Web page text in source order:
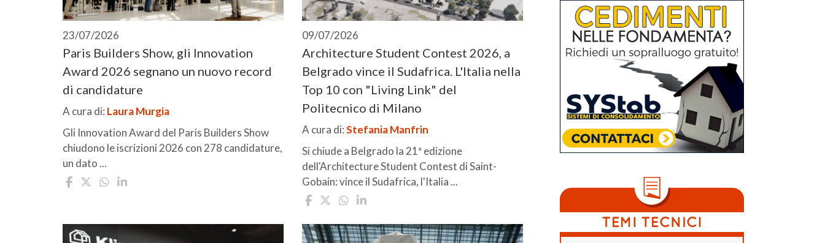
23/07/2026
Paris Builders Show, gli Innovation
Award 2026 segnano un nuovo record
di candidature
A cura di: Laura Murgia
Gli Innovation Award del Paris Builders Show
chiudono le iscrizioni 2026 con 278 candidature,
un dato ...
09/07/2026
Architecture Student Contest 2026, a
Belgrado vince il Sudafrica. L'Italia nella
Top 10 con "Living Link" del
Politecnico di Milano
A cura di:Stefania Manfrin
Si chiude a Belgrado la 21ª edizione
dell'Architecture Student Contest di Saint-
Gobain: vince il Sudafrica, l'Italia ...